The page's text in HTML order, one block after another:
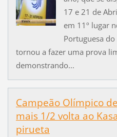
17 e 21 de
em 11º lugar
Portuguesa
tornou a fazer uma prova
demonstrando...
Campeão Olímpico
mais 1/2 volta ao
pirueta